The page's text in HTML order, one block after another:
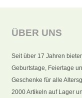
ÜBER UNS
Seit über 17 Jahren
Geburtstage, Feiertage
Geschenke für alle
2000 Artikeln auf Lager